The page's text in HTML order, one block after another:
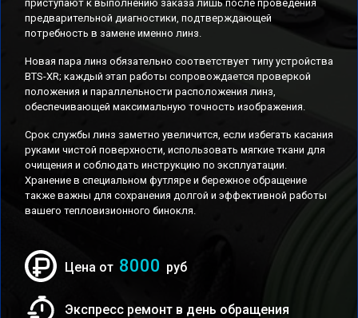
приступают к выполнению заказа лишь после проведения
предварительной диагностики, подтверждающей
потребность в замене именно линз.
Новая пара линз обязательно соответствует типу устройства
BTS-XR; каждый этап работы сопровождается проверкой
положения и параллельности расположения линз,
обеспечивающей максимальную точность изображения.
Срок службы линз заметно увеличится, если избегать касания
руками чистой поверхности, использовать мягкие ткани для
очищения и соблюдать инструкцию по эксплуатации.
Хранение в специальном футляре и бережное обращение
также важны для сохранения долгой и эффективной работы
вашего тепловизионного бинокля.
Цена от 8000 руб
Экспресс ремонт в день обращения